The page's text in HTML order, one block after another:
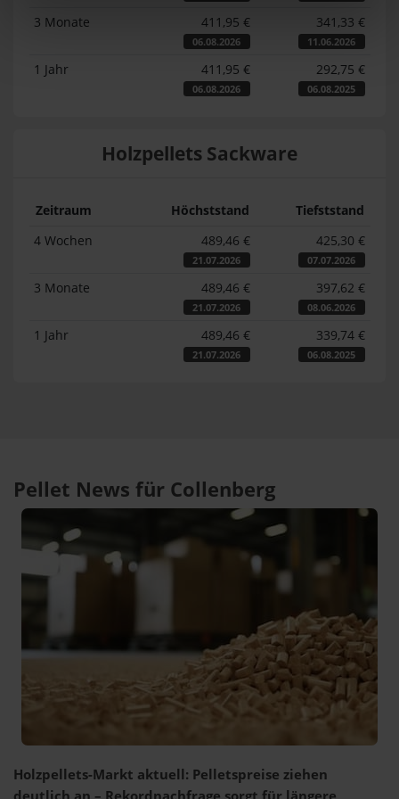
3 Monate 411,95 €
06.08.2026
341,33 €
11.06.2026
1 Jahr 411,95 €
06.08.2026
292,75 €
06.08.2025
Holzpellets Sackware
Zeitraum Höchststand
Tiefststand
4 Wochen
489,46 €
21.07.2026
425,30 €
07.07.2026
3 Monate 489,46 €
21.07.2026
397,62 €
08.06.2026
1 Jahr 489,46 €
21.07.2026
339,74 €
06.08.2025
Pellet News für Collenberg
Holzpellets-Markt aktuell: Pelletspreise ziehen